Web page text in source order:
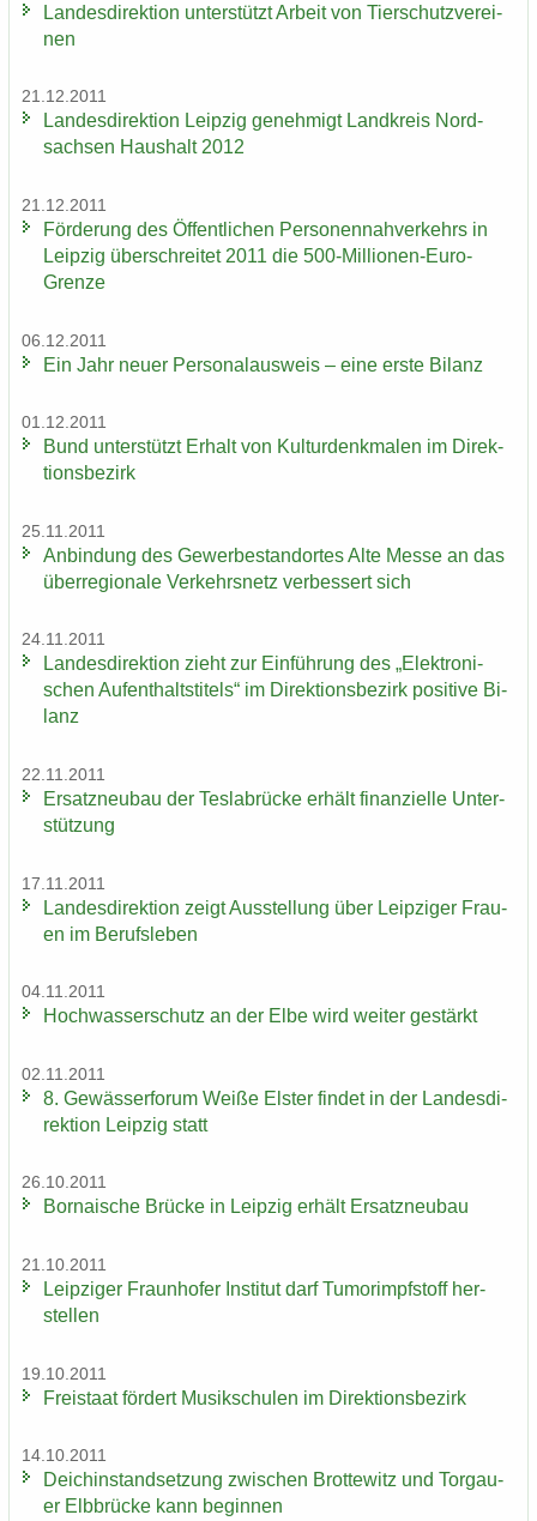
Lan­des­di­rek­ti­on un­ter­stützt Ar­beit von Tier­schutz­ver­ei­
nen
21.12.2011
Lan­des­di­rek­ti­on Leip­zig ge­neh­migt Land­kreis Nord­
sach­sen Haus­halt 2012
21.12.2011
För­de­rung des Öf­fent­li­chen Per­so­nen­nah­ver­kehrs in
Leip­zig über­schrei­tet 2011 die 500-​Millionen-Euro-
Grenze
06.12.2011
Ein Jahr neuer Per­so­nal­aus­weis – eine erste Bi­lanz
01.12.2011
Bund un­ter­stützt Er­halt von Kul­tur­denk­ma­len im Di­rek­
ti­ons­be­zirk
25.11.2011
An­bin­dung des Ge­wer­be­stand­or­tes Alte Messe an das
über­re­gio­na­le Ver­kehrs­netz ver­bes­sert sich
24.11.2011
Lan­des­di­rek­ti­on zieht zur Ein­füh­rung des „Elek­tro­ni­
schen Auf­ent­halts­ti­tels“ im Di­rek­ti­ons­be­zirk po­si­ti­ve Bi­
lanz
22.11.2011
Er­satz­neu­bau der Tes­la­b­rü­cke er­hält fi­nan­zi­el­le Un­ter­
stüt­zung
17.11.2011
Lan­des­di­rek­ti­on zeigt Aus­stel­lung über Leip­zi­ger Frau­
en im Be­rufs­le­ben
04.11.2011
Hoch­was­ser­schutz an der Elbe wird wei­ter ge­stärkt
02.11.2011
8. Ge­wäs­ser­fo­rum Weiße Els­ter fin­det in der Lan­des­di­
rek­ti­on Leip­zig statt
26.10.2011
Bor­na­i­sche Brü­cke in Leip­zig er­hält Er­satz­neu­bau
21.10.2011
Leip­zi­ger Fraun­ho­fer In­sti­tut darf Tu­mor­impf­stoff her­
stel­len
19.10.2011
Frei­staat för­dert Mu­sik­schu­len im Di­rek­ti­ons­be­zirk
14.10.2011
Deich­in­stand­set­zung zwi­schen Brot­te­witz und Tor­gau­
er Elb­brü­cke kann be­gin­nen